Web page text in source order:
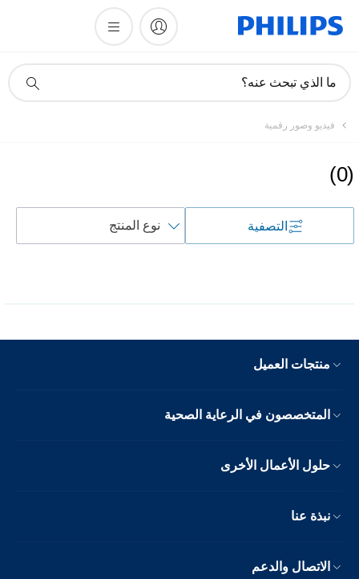
دعم
ما الذي تبحث عنه؟
فيديو وصور رقمية
(
0
)
التصفية
حسب
منتجات العميل
المتخصصون في الرعاية الصحية
حلول الأعمال الأخرى
نبذة عنا
الاتصال والدعم